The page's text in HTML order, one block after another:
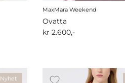
MaxMara Weekend
Ovatta
kr 2.600,-
Nyhet